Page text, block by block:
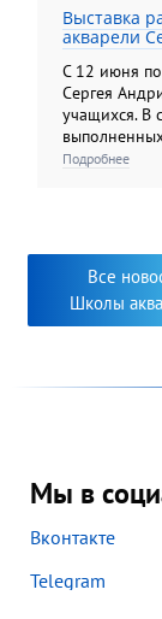
Выставка
акварели
С 12 июня
Сергея
учащихся. В
акварели, а
новизна
искусства
Подробнее
Все
Школы
Мы в
Вконтакте
Telegram